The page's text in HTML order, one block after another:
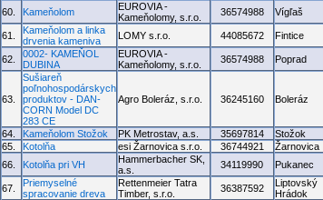
60. Kameňolom
EUROVIA -
Kameňolomy, s.r.o.
36574988 Vígľaš
61.
Kameňolom a linka
drvenia kameniva
LOMY s.r.o. 44085672 Fintice
62.
0002- KAMEŇOL
DUBINA
EUROVIA -
Kameňolomy, s.r.o.
36574988 Poprad
63.
Sušiareň
poľnohospodárskych
produktov - DAN-
CORN Model DC
283 CE
Agro Boleráz, s.r.o. 36245160 Boleráz
64. Kameňolom Stožok PK Metrostav, a.s. 35697814 Stožok
65.
Kotolňa esi Žarnovica s.r.o. 36744921 Žarnovica
66.
Kotolňa pri VH
Hammerbacher SK,
a.s.
34119990 Pukanec
67.
Priemyselné
spracovanie dreva
Rettenmeier Tatra
Timber, s.r.o.
36387592
Liptovský
Hrádok